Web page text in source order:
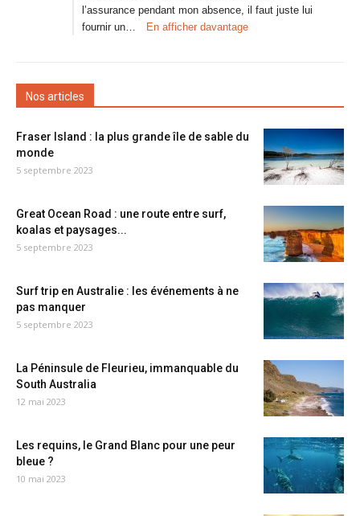
l’assurance pendant mon absence, il faut juste lui
fournir un…
En afficher davantage
Nos articles
Fraser Island : la plus grande île de sable du
monde
5 septembre 2023
Great Ocean Road : une route entre surf,
koalas et paysages...
5 septembre 2023
Surf trip en Australie : les événements à ne
pas manquer
5 septembre 2023
La Péninsule de Fleurieu, immanquable du
South Australia
12 mai 2023
Les requins, le Grand Blanc pour une peur
bleue ?
10 mai 2023